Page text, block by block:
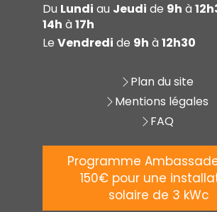
Du Lundi au Jeudi de 9h à
14h à17h
Le Vendredi de 9h à12h30
Plan du site
Mentions légales
FAQ
Programme
150€ pour une
solaire de 3 kWc